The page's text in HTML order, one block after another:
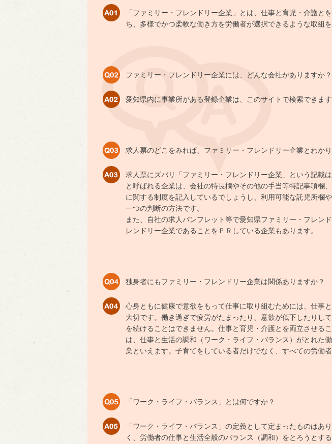
「ファミリー・フレンドリー企業」とは、仕事と育児・介護と
ち、多様でかつ柔軟な働き方を労働者が選択できるような取組を
ファミリー・フレンドリー企業には、どんな会社がありますか？
愛知県内に事業所がある登録企業は、このサイトで検索できます
求人票のどこをみれば、ファミリー・フレンドリー企業とわか
求人票にズバリ「ファミリー・フレンドリー企業」という記載
と呼ばれる企業は、会社の特長欄やその他の手当等特記事項欄
に関する制度を記入しているでしょうし、利用可能な託児所欄
一つの判断の方法です。
また、自社の求人パンフレット等で愛知県ファミリー・フレン
レンドリー企業であることをＰＲしている企業もあります。
独身者にもファミリー・フレンドリー企業は関係ありますか？
心身ともに健康で意欲をもって仕事に取り組むためには、仕事
大切です。働き過ぎで疲労がたまったり、意欲が低下したりし
を続けることはできません。仕事と育児・介護とを両立させる
は、仕事と生活の調和（ワーク・ライフ・バランス）がとれた
業といえます。子育てをしている者だけでなく、すべての労働
「ワーク・ライフ・バランス」とは何ですか？
「ワーク・ライフ・バランス」の定義として定まったものはあ
く、労働者の仕事と生活全般のバランス（調和）をとろうとす